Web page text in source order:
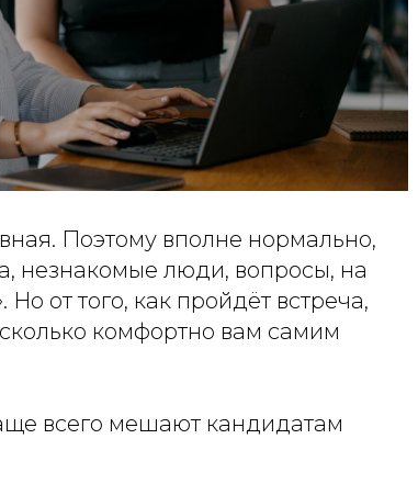
Поэтому вполне нормально,
незнакомые люди, вопросы, на
Но от того, как пройдёт встреча,
комфортно вам самим
всего мешают кандидатам